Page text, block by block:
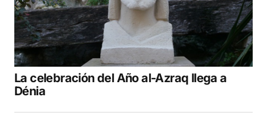
La celebración del Año al-Azraq llega a
Dénia